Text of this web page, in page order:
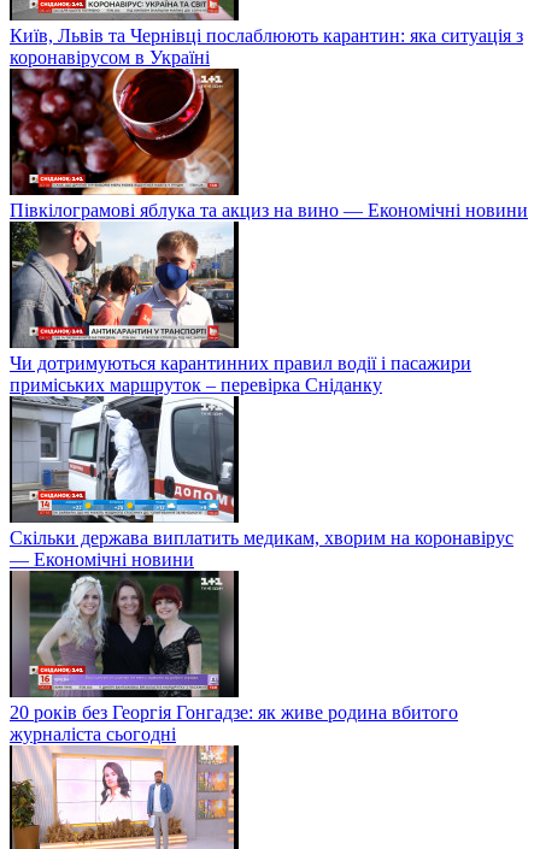
Київ, Львів та Чернівці послаблюють карантин: яка ситуація з
коронавірусом в Україні
Півкілограмові яблука та акциз на вино — Економічні новини
Чи дотримуються карантинних правил водії і пасажири
приміських маршруток – перевірка Сніданку
Скільки держава виплатить медикам, хворим на коронавірус
— Економічні новини
20 років без Георгія Гонгадзе: як живе родина вбитого
журналіста сьогодні